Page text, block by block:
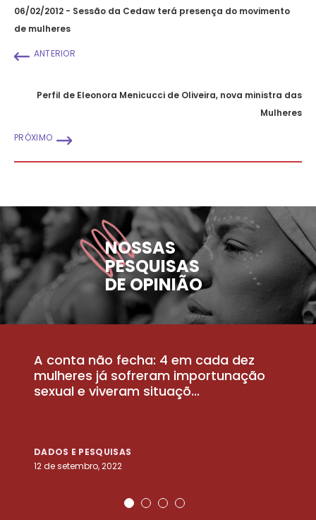
06/02/2012 - Sessão da Cedaw terá presença do movimento
de mulheres
ANTERIOR
Perfil de Eleonora Menicucci de Oliveira, nova ministra das
Mulheres
PRÓXIMO
NOSSAS
PESQUISAS
DE OPINIÃO
A conta não fecha: 4 em cada dez
mulheres já sofreram importunação
sexual e viveram situaçõ...
DADOS E PESQUISAS
12 de setembro, 2022